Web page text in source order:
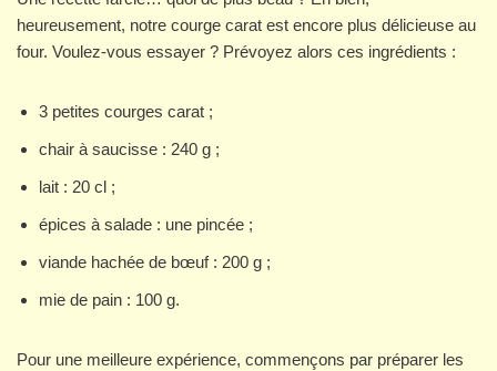
heureusement, notre courge carat est encore plus délicieuse au
four. Voulez-vous essayer ? Prévoyez alors ces ingrédients :
3 petites courges carat ;
chair à saucisse : 240 g ;
lait : 20 cl ;
épices à salade : une pincée ;
viande hachée de bœuf : 200 g ;
mie de pain : 100 g.
Pour une meilleure expérience, commençons par préparer les